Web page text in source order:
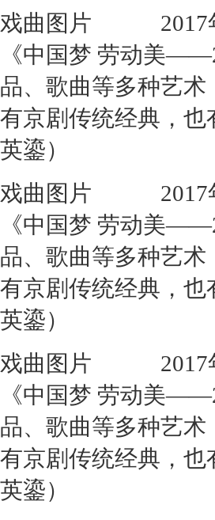
戏曲图片 2017年
《中国梦 劳动美
品、歌曲等多种艺
有京剧传统经典，
英鎏）
戏曲图片 2017年
《中国梦 劳动美
品、歌曲等多种艺
有京剧传统经典，
英鎏）
戏曲图片 2017年
《中国梦 劳动美
品、歌曲等多种艺
有京剧传统经典，
英鎏）